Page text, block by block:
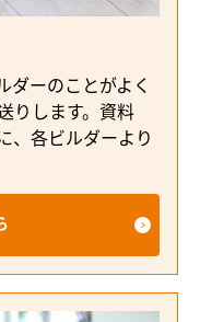
ダーのことがよく
りします。資料
、各ビルダーより